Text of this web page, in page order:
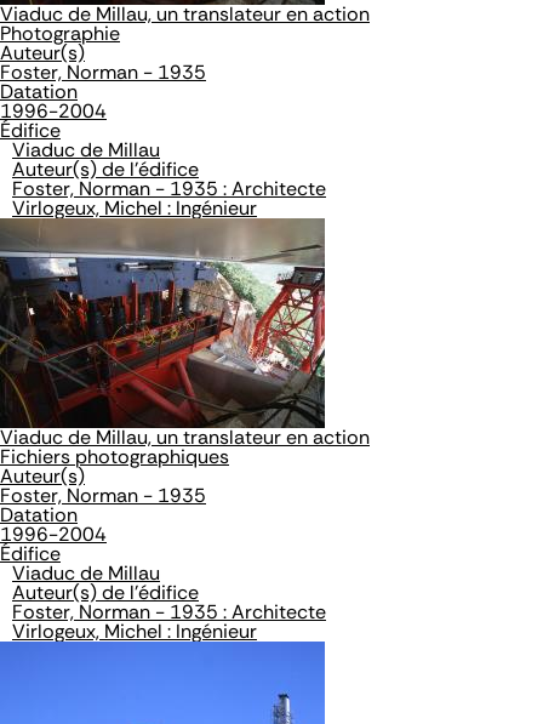
Viaduc de Millau, un translateur en action
Photographie
Auteur(s)
Foster, Norman - 1935
Datation
1996-2004
Édifice
Viaduc de Millau
Auteur(s) de l'édifice
Foster, Norman - 1935 : Architecte
Virlogeux, Michel : Ingénieur
Viaduc de Millau, un translateur en action
Fichiers photographiques
Auteur(s)
Foster, Norman - 1935
Datation
1996-2004
Édifice
Viaduc de Millau
Auteur(s) de l'édifice
Foster, Norman - 1935 : Architecte
Virlogeux, Michel : Ingénieur